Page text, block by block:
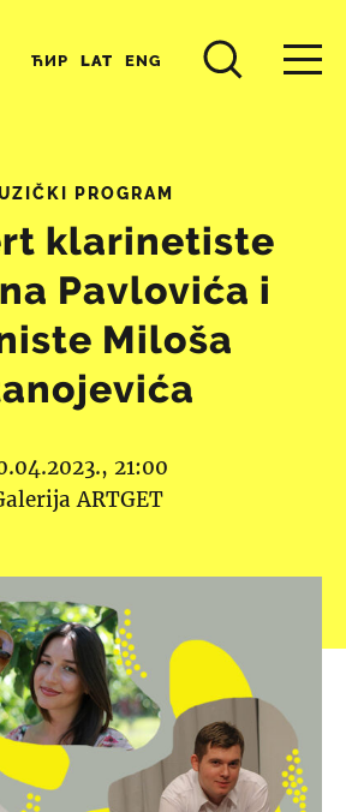
ЋИР LAT ENG
PROGRAM
klarinetiste
Pavlovića i
Miloša
21:00
ARTGET